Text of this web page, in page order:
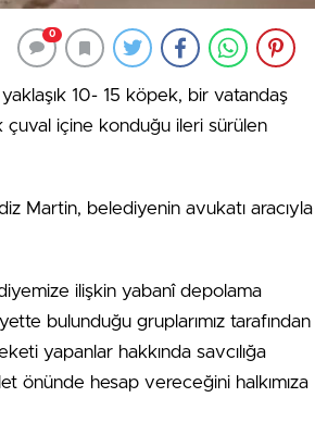
0
10- 15 köpek, bir vatandaş
çuval içine konduğu ileri sürülen
Martin, belediyenin avukatı aracıyla
ilişkin yabanî depolama
bulunduğu gruplarımız tarafından
yapanlar hakkında savcılığa
önünde hesap vereceğini halkımıza